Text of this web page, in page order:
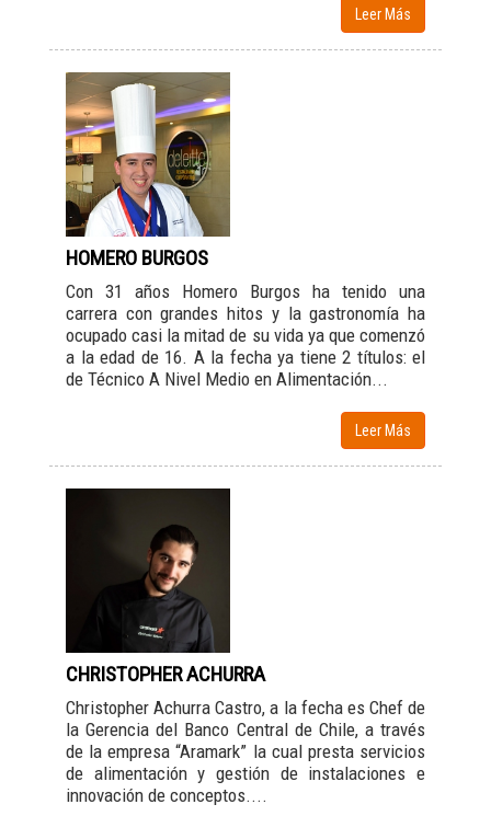
Leer Más
HOMERO BURGOS
Con 31 años Homero Burgos ha tenido una
carrera con grandes hitos y la gastronomía ha
ocupado casi la mitad de su vida ya que comenzó
a la edad de 16. A la fecha ya tiene 2 títulos: el
de Técnico A Nivel Medio en Alimentación...
Leer Más
CHRISTOPHER ACHURRA
Christopher Achurra Castro, a la fecha es Chef de
la Gerencia del Banco Central de Chile, a través
de la empresa “Aramark” la cual presta servicios
de alimentación y gestión de instalaciones e
innovación de conceptos....